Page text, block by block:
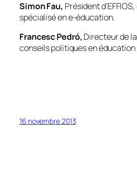
Simon Fau, Président
spécialisé en e-éducation.
Francesc Pedró, Directeur de
conseils politiques en éducation
16 novembre 2013